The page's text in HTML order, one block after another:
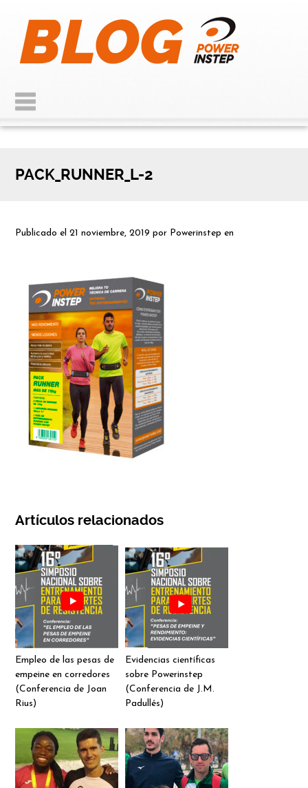
PACK_RUNNER_L-2
Publicado el21 noviembre, 2019 por Powerinstep en
Artículos relacionados
Empleo de las pesas de
empeine en corredores
(Conferencia de Joan
Rius)
Evidencias científicas
sobre Powerinstep
(Conferencia de J.M.
Padullés)